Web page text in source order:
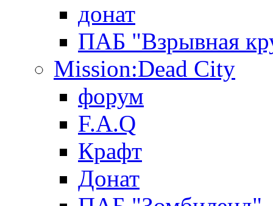
донат
ПАБ "Взрывная
Mission:Dead City
форум
F.A.Q
Крафт
Донат